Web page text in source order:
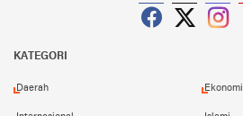
KATEGORI
Daerah Ekonomi